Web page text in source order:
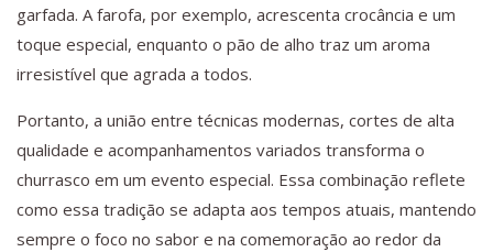
garfada. A farofa, por exemplo, acrescenta crocância e um
toque especial, enquanto o pão de alho traz um aroma
irresistível que agrada a todos.
Portanto, a união entre técnicas modernas, cortes de alta
qualidade e acompanhamentos variados transforma o
churrasco em um evento especial. Essa combinação reflete
como essa tradição se adapta aos tempos atuais, mantendo
sempre o foco no sabor e na comemoração ao redor da